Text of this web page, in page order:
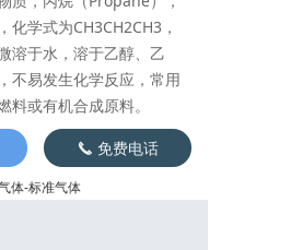
끅 免费电话
体-标准气体
化学式为CH3CH2CH3，
溶于水，溶于乙醇、乙
不易发生化学反应，常用
料或有机合成原料。